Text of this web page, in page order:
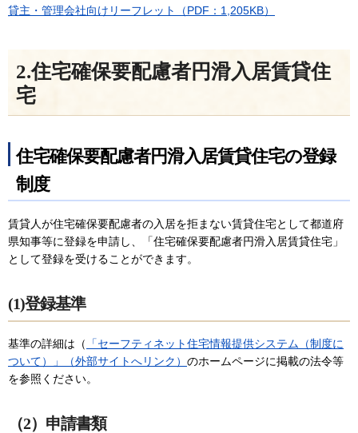
貸主・管理会社向けリーフレット（PDF：1,205KB）
2.住宅確保要配慮者円滑入居賃貸住
宅
住宅確保要配慮者円滑入居賃貸住宅の登録
制度
賃貸人が住宅確保要配慮者の入居を拒まない賃貸住宅として都道府
県知事等に登録を申請し、「住宅確保要配慮者円滑入居賃貸住宅」
として登録を受けることができます。
(1)登録基準
基準の詳細は（
「セーフティネット住宅情報提供システム（制度に
ついて）」（外部サイトへリンク） のホームページに掲載の法令等
を参照ください。
（2）申請書類